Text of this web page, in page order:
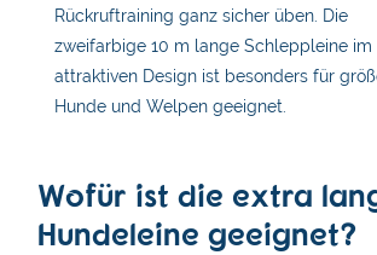
Rückruftraining ganz sicher üben. Die
zweifarbige 10 m lange Schleppleine im
attraktiven Design ist besonders für
Hunde und Welpen geeignet.
Wofür ist die extra
Hundeleine geeignet?